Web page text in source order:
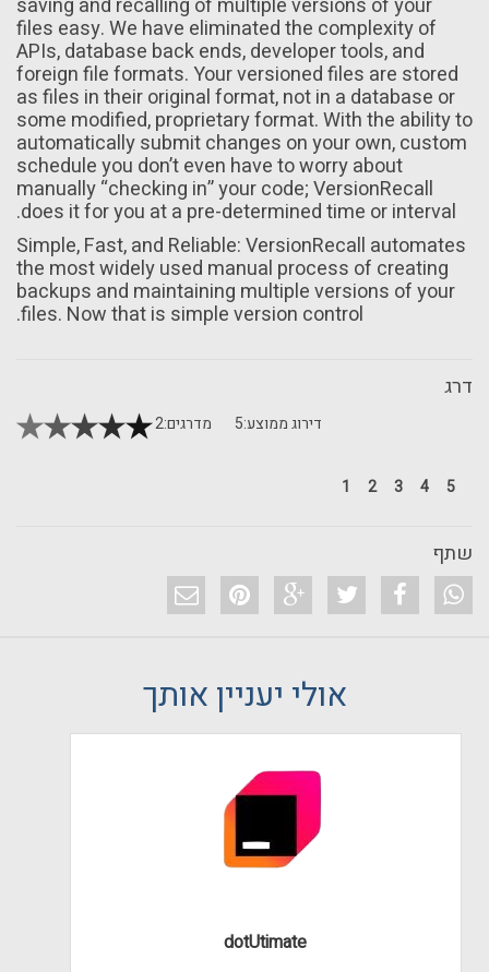
saving and recalling of multiple versions of your
files easy. We have eliminated the complexity of
APIs, database back ends, developer tools, and
foreign file formats. Your versioned files are stored
as files in their original format, not in a database or
some modified, proprietary format. With the ability to
automatically submit changes on your own, custom
schedule you don’t even have to worry about
manually “checking in” your code; VersionRecall
does it for you at a pre-determined time or interval.
Simple, Fast, and Reliable: VersionRecall automates
the most widely used manual process of creating
backups and maintaining multiple versions of your
files. Now that is simple version control.
דרג
דירוג ממוצע:5 מדרגים:2
5
4
3
2
1
שתף
אולי יעניין אותך
dotUtimate